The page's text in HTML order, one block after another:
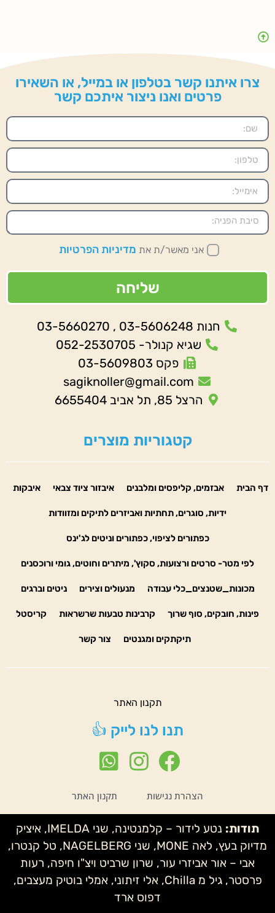
צרו איתנו קשר בטלפון או במייל, או השאירו
פרטים ואנו ניצור איתכם קשר
אני מאשר/ת את מדיניות הפרטיות
שליחה
חנות 03-5606248 , 03-5660270
שגיא קנולר- 052-2530705
פקס 03-5609803
sagiknoller@gmail.com
הרצל 85, תל אביב 6655404
קטגוריות מוצרים
דף הבית אבזמים, קליפסים ומלבנים איבזור ציוד צבאי איבקות
ידיות, סוגרים, תחתיות ואביזרים לתיקים ומזוודות
כפתורים לציפוי, כפתורים וניטים לג'ינס
לפי מטר- סרטים ורצועות, סקוץ', מיתרים וחוטים, גומי ורוכסנים
מכונות_שטנצים_כלי עבודה מנעולים וצירים ניטים וברגים
פינות, חובקים, סוף שרוך קרבינות טבעות שרשראות קריסטל
תיקתקים ומגנטים צור קשר
תקנון האתר
תנו לנו לייק 👍
הצהרת נגישות תקנון האתר
תודות:
נטע לידור – קלמנטינה, שני IMELDA, איציק
מדיוק בעץ, לאה MONE, שני NAGELBERG, טל קנטרו,
אבי – אור אביזרי עור, שרון שרביט ויצ"ו חיפה, רעות
פרסטר, גיל מ Chilla, אלי זיתוני, אמלי בוטיק מעצבים,
דפוס ארד